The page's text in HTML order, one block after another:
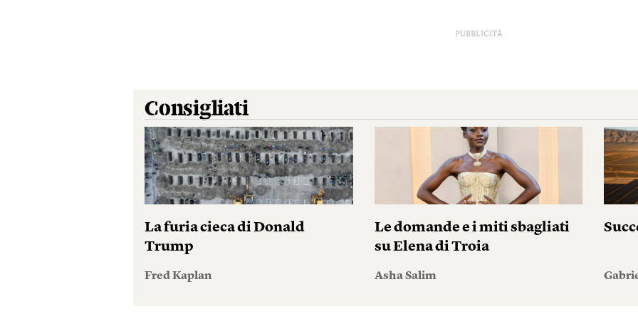
PUBBLICITÀ
Consigliati
La furia cieca di Donald
Trump
Fred Kaplan
Le domande e i miti sbagliati
su Elena di Troia
Asha Salim